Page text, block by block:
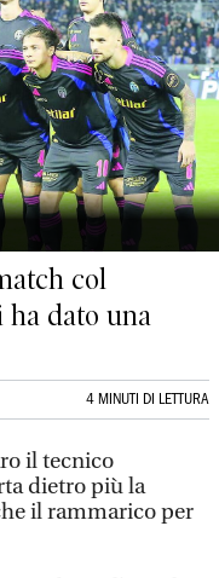
col
ha dato una
4 MINUTI DI LETTURA
il tecnico
dietro più la
il rammarico per